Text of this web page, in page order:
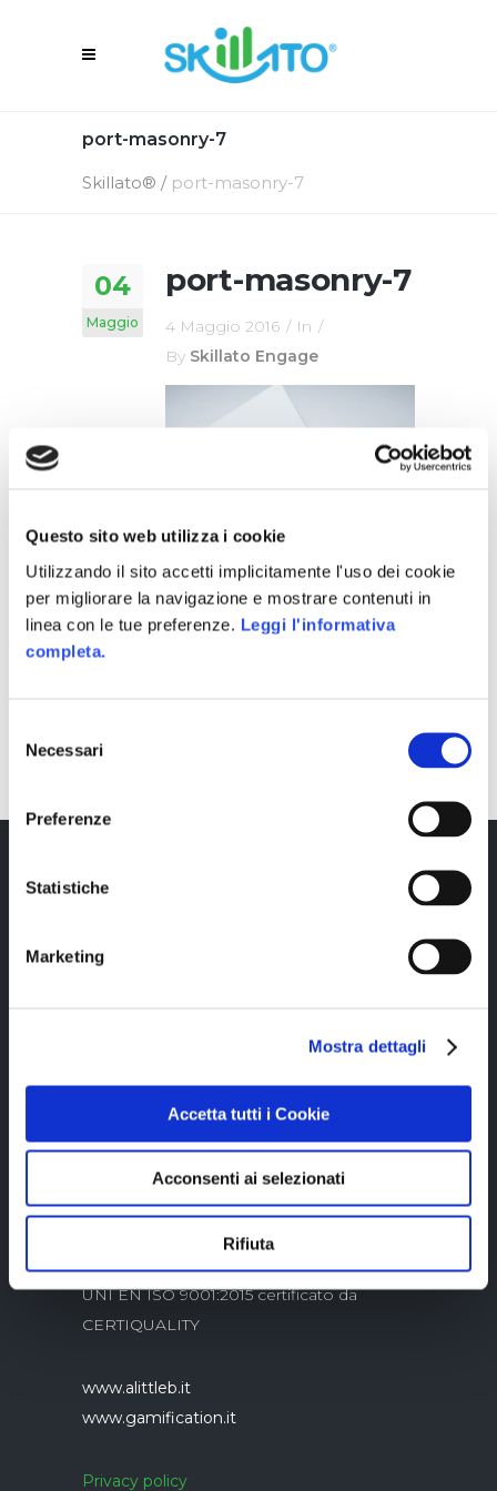
Questo sito web utilizza i cookie
Utilizzando il sito accetti implicitamente l'uso dei cookie
per migliorare la navigazione e mostrare contenuti in
linea con le tue preferenze. Leggi l'informativa
completa.
delNecessari
Preferenze
Statistiche
Marketing
Mostra dettagli
Accetta tutti i Cookie
Acconsenti ai selezionati
Rifiuta
port-masonry-7
Skillato® / port-masonry-7
04
Maggio
port-masonry-7
4 Maggio 2016
In
By Skillato Engage
Copyright © 2023 Alittleb.it SRL.- P.IVA
Azienda con sistema di gestione qualità
UNI EN ISO 9001:2015 certificato da
CERTIQUALITY
www.alittleb.it
www.gamification.it
Privacy policy